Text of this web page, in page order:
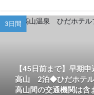
3日間
【45日前まで】早期
高山 2泊◆ひだホテ
高山間の交通機関は含